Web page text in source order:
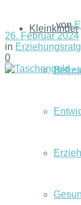
Kleinkinder
von
26. Februar 2024
in
0